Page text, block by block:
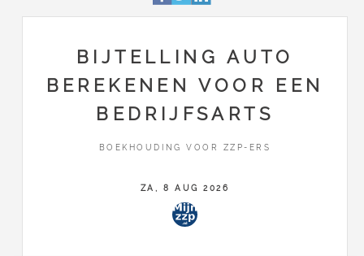
Boekhoudsoftware
Algemeen Verzekeringen
Boekhoudkundige
berekeningen
BIJTELLING AUTO
BEREKENEN VOOR EEN
BEDRIJFSARTS
BOEKHOUDING VOOR ZZP-ERS
ZA, 8 AUG 2026